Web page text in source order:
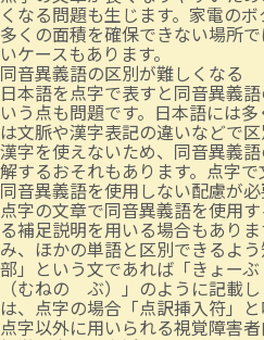
くなる問題も生じます。家電のボ
多くの面積を確保できない場所
いケースもあります。
同音異義語の区別が難しくなる
日本語を点字で表すと同音異義
いう点も問題です。日本語には
は文脈や漢字表記の違いなどで
漢字を使えないため、同音異義
解するおそれもあります。点字
同音異義語を使用しない配慮が必
点字の文章で同音異義語を使用
る補足説明を用いる場合もあり
み、ほかの単語と区別できるよ
部」という文であれば「きょ
（むねの ぶ）」のように記載し
は、点字の場合「点訳挿入符」と
点字以外に用いられる視覚障害